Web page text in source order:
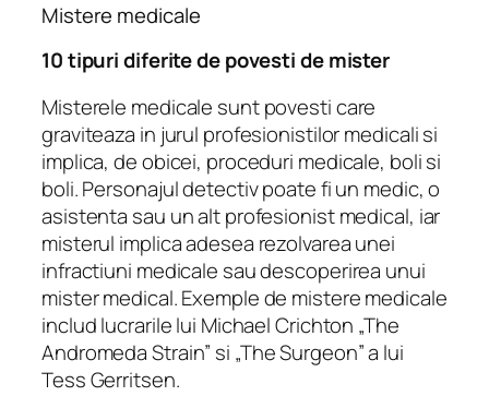
Mistere medicale
10 tipuri diferite de povesti de mister
Misterele medicale sunt povesti care
graviteaza in jurul profesionistilor medicali si
implica, de obicei, proceduri medicale, boli si
boli. Personajul detectiv poate fi un medic, o
asistenta sau un alt profesionist medical, iar
misterul implica adesea rezolvarea unei
infractiuni medicale sau descoperirea unui
mister medical. Exemple de mistere medicale
includ lucrarile lui Michael Crichton „The
Andromeda Strain” si „The Surgeon” a lui
Tess Gerritsen.